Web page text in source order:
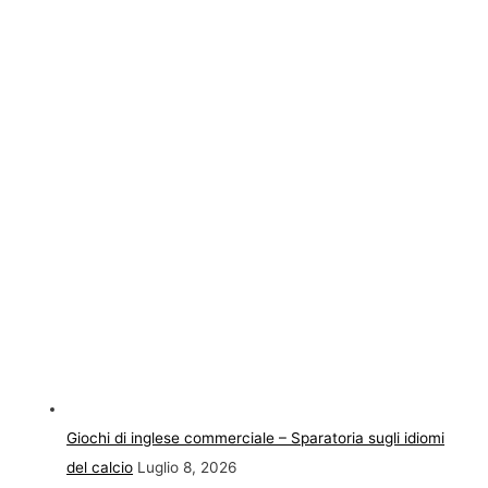
Giochi di inglese commerciale – Sparatoria sugli idiomi
del calcio Luglio 8, 2026